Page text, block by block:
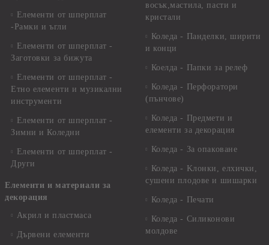
Елементи от шперплат
-Рамки и ъгли
Елементи от шперплат -
Заготовки за бижута
Елементи от шперплат -
Етно елементи и музикални
инструменти
Елементи от шперплат -
Зимни и Коледни
Елементи от шперплат -
Други
Елементи и материали за
декорация
Акрил и пластмаса
Дървени елементи
восък,мастила, пасти и
кристали
Коледа - Панделки, ширити
и конци
Коелда - Папки за релеф
Коледа - Перфоратори
(пънчове)
Коледа - Предмети и
елементи за декорация
Коледа - За опаковане
Коледа - Kлонки, елхички,
сушени плодове и шишарки
Коледа - Печати
Коледа - Силиконови
молдове